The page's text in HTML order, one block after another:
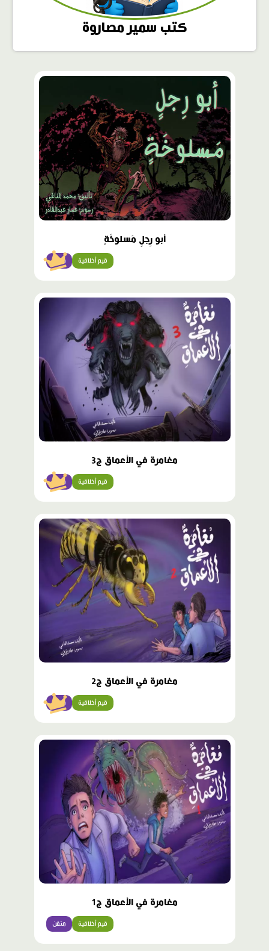
كتب سمير مصاروة
محتوى
مميّز
أبو رِجلٍ مَسلوخَةٍ
متقن قيم أخلاقية
محتوى
مميّز
مغامرة في الأعماق ج3
متقن قيم أخلاقية
محتوى
مغامرة في الأعماق ج2
متقن قيم أخلاقية
مغامرة في الأعماق ج1
متقن قيم أخلاقية